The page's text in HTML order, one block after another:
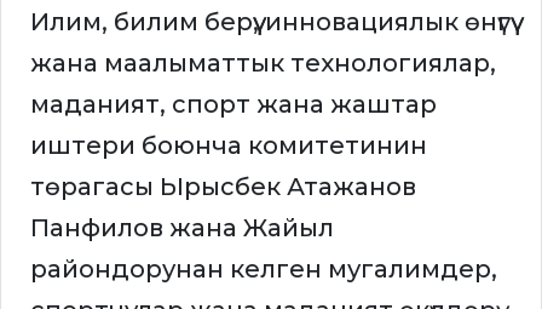
Илим, билим берүү, инновациялык өнүгүү
жана маалыматтык технологиялар,
маданият, спорт жана жаштар
иштери боюнча комитетинин
төрагасы Ырысбек Атажанов
Панфилов жана Жайыл
райондорунан келген мугалимдер,